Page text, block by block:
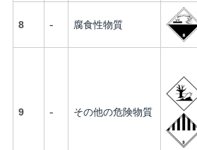
8 - 腐食性物質
9 - その他の危険物質